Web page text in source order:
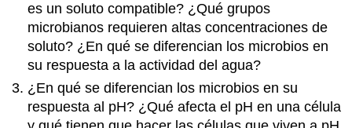
es un soluto compatible? ¿Qué grupos
microbianos requieren altas concentraciones de
soluto? ¿En qué se diferencian los microbios en
su respuesta a la actividad del agua?
¿En qué se diferencian los microbios en su
respuesta al pH? ¿Qué afecta el pH en una célula